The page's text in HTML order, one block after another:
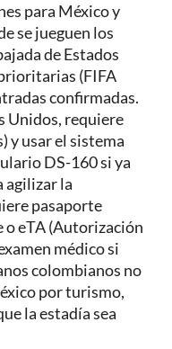
para México y
se jueguen los
de Estados
(FIFA
confirmadas.
Unidos, requiere
y usar el sistema
DS-160 si ya
agilizar la
pasaporte
o eTA (Autorización
médico si
colombianos no
por turismo,
la estadía sea